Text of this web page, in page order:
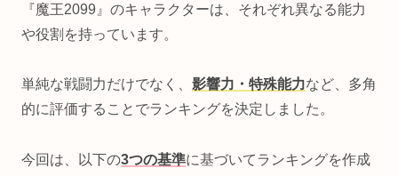
『魔王2099』のキャラクターは、それぞれ異なる能力
や役割を持っています。
単純な戦闘力だけでなく、 影響力・特殊能力など、多角
的に評価することでランキングを決定しました。
今回は、以下の3つの基準に基づいてランキングを作成